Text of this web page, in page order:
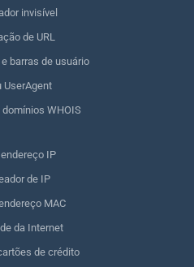
invisível
de URL
barras de usuário
UserAgent
WHOIS
IP
de IP
MAC
da Internet
de crédito